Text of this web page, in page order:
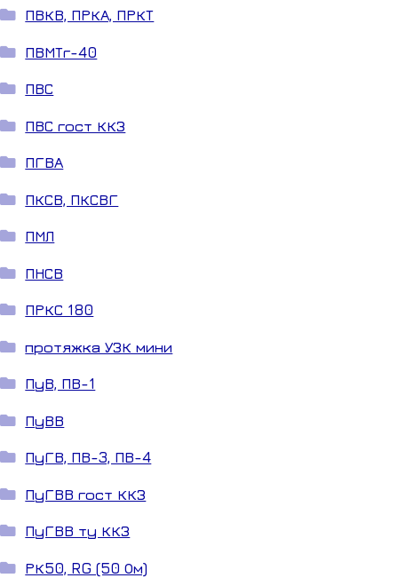
ПВКВ, ПРКА, ПРКТ
ПВМТг-40
ПВС
ПВС гост ККЗ
ПГВА
ПКСВ, ПКСВГ
ПМЛ
ПНСВ
ПРКС 180
протяжка УЗК мини
ПуВ, ПВ-1
ПуВВ
ПуГВ, ПВ-3, ПВ-4
ПуГВВ гост ККЗ
ПуГВВ ту ККЗ
РК50, RG (50 Ом)